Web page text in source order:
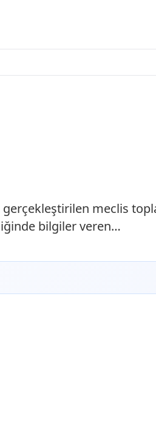
meclis
bilgiler veren…